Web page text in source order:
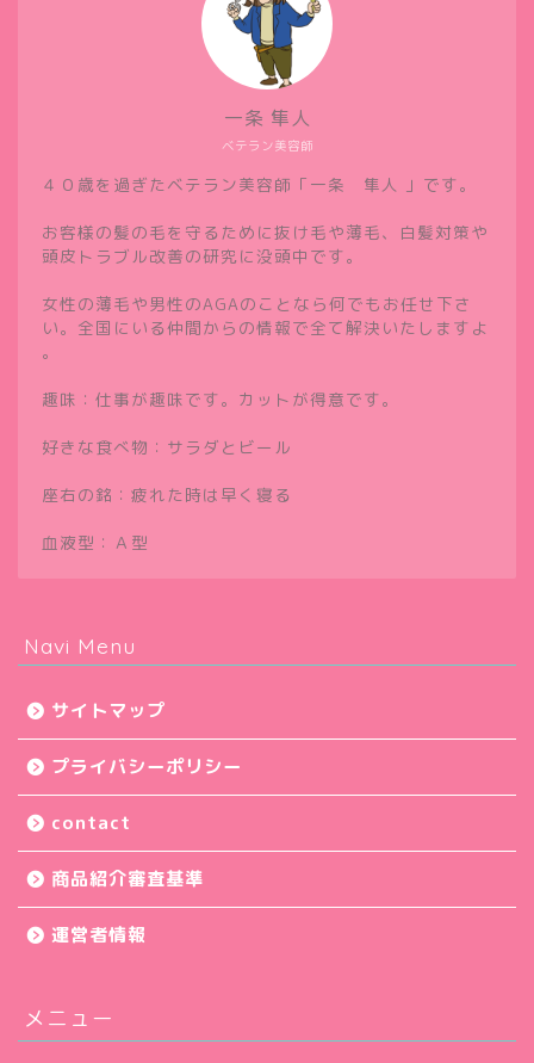
ベテラン美容師
一条 隼人
４０歳を過ぎたベテラン美容師「一条 隼人 」です。
お客様の髪の毛を守るために抜け毛や薄毛、白髪対策や
頭皮トラブル改善の研究に没頭中です。
女性の薄毛や男性のAGAのことなら何でもお任せ下さ
い。全国にいる仲間からの情報で全て解決いたしますよ
。
趣味：仕事が趣味です。カットが得意です。
好きな食べ物：サラダとビール
座右の銘：疲れた時は早く寝る
血液型：Ａ型
Navi Menu
サイトマップ
プライバシーポリシー
contact
商品紹介審査基準
運営者情報
メニュー